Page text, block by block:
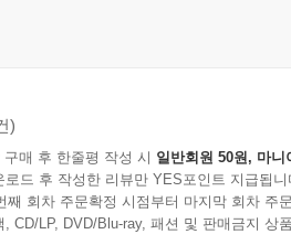
)
구매 후 한줄평 작성 시 일반회원 50원, 마니
로드 후 작성한 리뷰만 YES포인트 지급됩니
째 회차 주문확정 시점부터 마지막 회차 주
, CD/LP, DVD/Blu-ray, 패션 및 판매금지 상